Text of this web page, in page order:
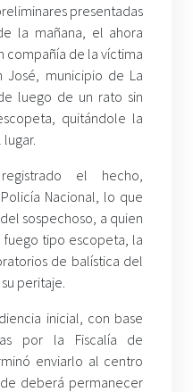
presentadas
la mañana, el ahora
compañía de la víctima
José, municipio de La
luego de un rato sin
quitándole la
el hecho,
Nacional, lo que
sospechoso, a quien
tipo escopeta, la
de balística del
peritaje.
inicial, con base
por la Fiscalía de
enviarlo al centro
deberá permanecer